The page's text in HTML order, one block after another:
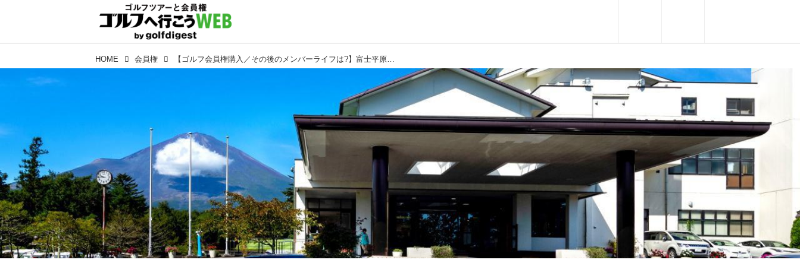
HOME 会員権 【ゴルフ会員権購入／その後のメンバーライフは?】富士平原ゴルフクラブ入会半年。ルーキーメンバーに聞きました